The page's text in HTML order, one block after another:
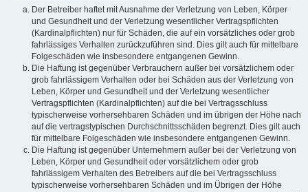
Der Betreiber haftet mit Ausnahme der Verletzung von Leben, Körper
und Gesundheit und der Verletzung wesentlicher Vertragspflichten
(Kardinalpflichten) nur für Schäden, die auf ein vorsätzliches oder grob
fahrlässiges Verhalten zurückzuführen sind. Dies gilt auch für mittelbare
Folgeschäden wie insbesondere entgangenen Gewinn.
Die Haftung ist gegenüber Verbrauchern außer bei vorsätzlichem oder
grob fahrlässigem Verhalten oder bei Schäden aus der Verletzung von
Leben, Körper und Gesundheit und der Verletzung wesentlicher
Vertragspflichten (Kardinalpflichten) auf die bei Vertragsschluss
typischerweise vorhersehbaren Schäden und im übrigen der Höhe nach
auf die vertragstypischen Durchschnittsschäden begrenzt. Dies gilt auch
für mittelbare Folgeschäden wie insbesondere entgangenen Gewinn.
Die Haftung ist gegenüber Unternehmern außer bei der Verletzung von
Leben, Körper und Gesundheit oder vorsätzlichem oder grob
fahrlässigem Verhalten des Betreibers auf die bei Vertragsschluss
typischerweise vorhersehbaren Schäden und im Übrigen der Höhe